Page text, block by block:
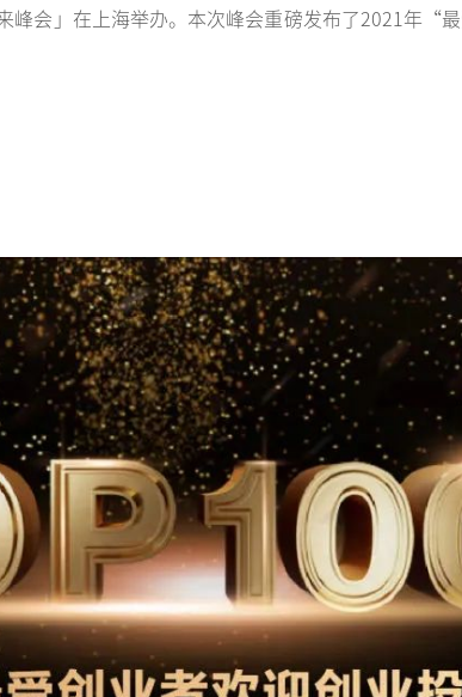
会」在上海举办。本次峰会重磅发布了2021年“